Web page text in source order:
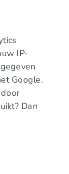
IP-
Google.
Dan